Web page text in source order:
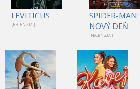
LEVITICUS
[RECENZIA ]
1
SPIDER-MAN:
NOVÝ DEŇ
[RECENZIA ]